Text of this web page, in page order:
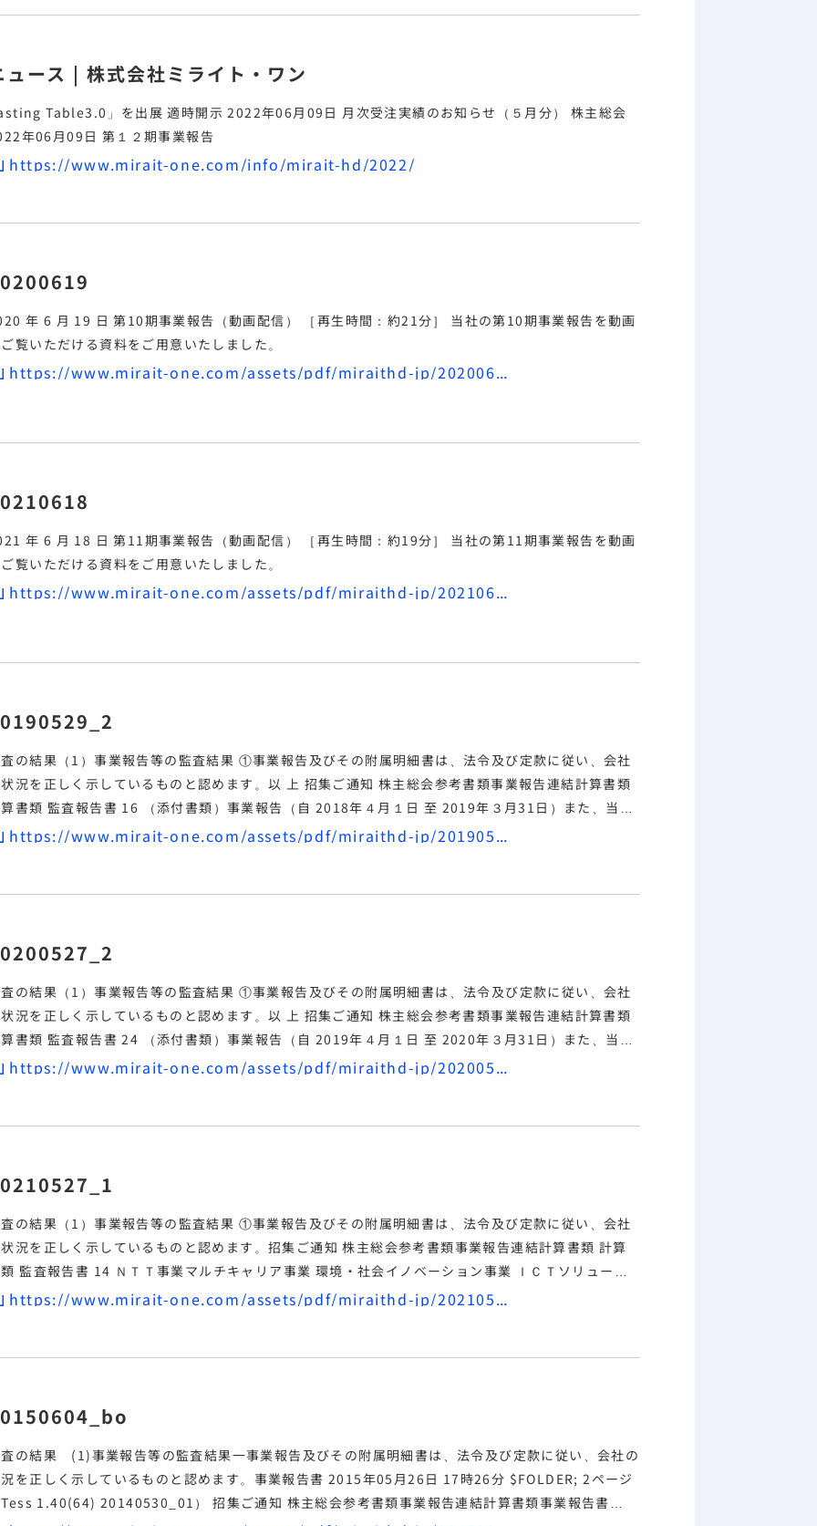
ュース | 株式会社ミライト・ワン
」を出展 適時開示 2022年06月09日 月次受注実績のお知らせ（５月分） 株主総会
2022年06月09日 第１２期事業報告
https://www.mirait-one.com/info/mirait-hd/2022/
2020 年 6 月 19 日 第10期事業報告 （動画配信） ［再生時間：約21分］ 当社の第10期事業報告 を動画
覧いただける資料をご用意いたしました。
https://www.mirait-one.com/assets/pdf/miraithd-jp/20200619.pdf
2021 年 6 月 18 日 第11期事業報告 （動画配信） ［再生時間：約19分］ 当社の第11期事業報告 を動画
覧いただける資料をご用意いたしました。
https://www.mirait-one.com/assets/pdf/miraithd-jp/20210618.pdf
の結果（1）事業報告 等の監査結果 ①事業報告 及びその附属明細書は、法令及び定款に従い、会社
況を正しく示しているものと認めます。
以 上 招集ご通知 株主総会参考書類事業報告連結計算書類
計算書類 監査報告書 16 （添付書類） 事業報告 （自 2018年４月１日 至 2019年３月31日） また、当該
統制システムに関する事業報告の記載内容及び取締役の職務の執行についても、指摘すべき事項は
https://www.mirait-one.com/assets/pdf/miraithd-jp/20190529_2.pdf
の結果（1）事業報告 等の監査結果 ①事業報告 及びその附属明細書は、法令及び定款に従い、会社
況を正しく示しているものと認めます。
以 上 招集ご通知 株主総会参考書類事業報告連結計算書類
計算書類 監査報告書 24 （添付書類） 事業報告 （自 2019年４月１日 至 2020年３月31日） また、当該
統制システムに関する事業報告の記載内容及び取締役の職務の執行についても、指摘すべき事項は
https://www.mirait-one.com/assets/pdf/miraithd-jp/20200527_2.pdf
の結果（1）事業報告 等の監査結果 ①事業報告 及びその附属明細書は、法令及び定款に従い、会社
況を正しく示しているものと認めます。
招集ご通知 株主総会参考書類事業報告連結計算書類 計算
書類 監査報告 書 14 ＮＴＴ 事業マルチキャリア事業 環境・社会イノベーション事業 ＩＣＴソリューシ
事業また、当該内部統制システムに関する事業報告の記載内容及び取締役の職務の執行について
https://www.mirait-one.com/assets/pdf/miraithd-jp/20210527_1.pdf
の結果 (1)事業報告等の監査結果一事業報告 及びその附属明細書は、法令及び定款に従い、会社の
を正しく示しているものと認めます。 事業報告書 2015年05月26日 17時26分 $FOLDER; 2ページ
（Tess 1.40(64) 20140530_01） 招集ご通知 株主総会参考書類事業報告連結計算書類事業報告書